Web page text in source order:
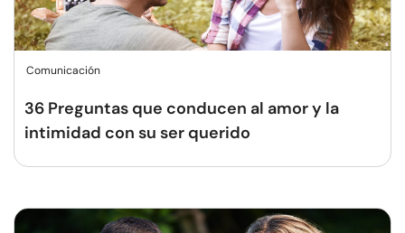
Comunicación
36 Preguntas que conducen al amor y la
intimidad con su ser querido